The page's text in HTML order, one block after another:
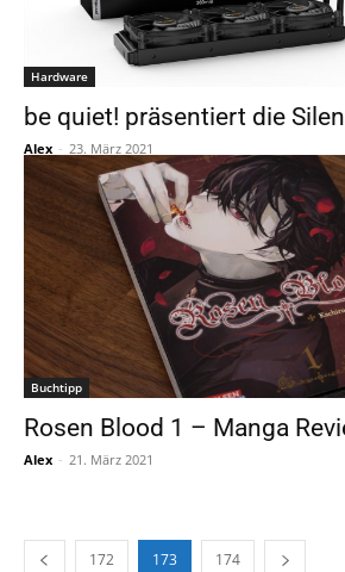
Hardware
be quiet! präsentiert die
Alex - 23. März 2021
Buchtipp
Rosen Blood 1 – Manga
Alex - 21. März 2021
172 173 174